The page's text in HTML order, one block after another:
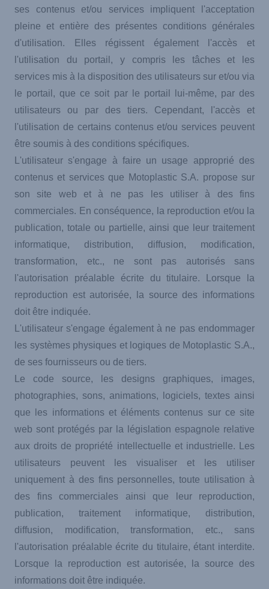
ses contenus et/ou services impliquent l'acceptation
pleine et entière des présentes conditions générales
d'utilisation. Elles régissent également l'accès et
l'utilisation du portail, y compris les tâches et les
services mis à la disposition des utilisateurs sur et/ou via
le portail, que ce soit par le portail lui-même, par des
utilisateurs ou par des tiers. Cependant, l'accès et
l'utilisation de certains contenus et/ou services peuvent
être soumis à des conditions spécifiques.
L'utilisateur s'engage à faire un usage approprié des
contenus et services que Motoplastic S.A. propose sur
son site web et à ne pas les utiliser à des fins
commerciales. En conséquence, la reproduction et/ou la
publication, totale ou partielle, ainsi que leur traitement
informatique, distribution, diffusion, modification,
transformation, etc., ne sont pas autorisés sans
l'autorisation préalable écrite du titulaire. Lorsque la
reproduction est autorisée, la source des informations
doit être indiquée.
L'utilisateur s'engage également à ne pas endommager
les systèmes physiques et logiques de Motoplastic S.A.,
de ses fournisseurs ou de tiers.
Le code source, les designs graphiques, images,
photographies, sons, animations, logiciels, textes ainsi
que les informations et éléments contenus sur ce site
web sont protégés par la législation espagnole relative
aux droits de propriété intellectuelle et industrielle. Les
utilisateurs peuvent les visualiser et les utiliser
uniquement à des fins personnelles, toute utilisation à
des fins commerciales ainsi que leur reproduction,
publication, traitement informatique, distribution,
diffusion, modification, transformation, etc., sans
l'autorisation préalable écrite du titulaire, étant interdite.
Lorsque la reproduction est autorisée, la source des
informations doit être indiquée.